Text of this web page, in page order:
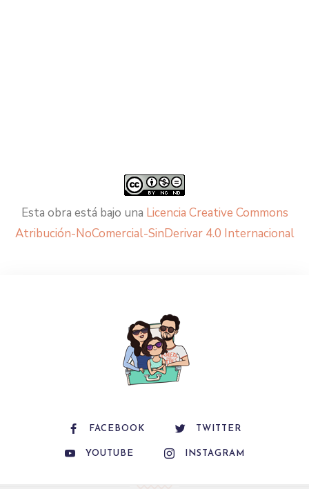
Esta obra está bajo una Licencia Creative Commons
Atribución-NoComercial-SinDerivar 4.0 Internacional
FACEBOOK TWITTER
YOUTUBE INSTAGRAM